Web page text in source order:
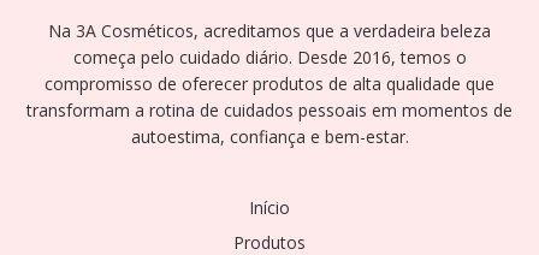
Na 3A Cosméticos, acreditamos que a verdadeira beleza
começa pelo cuidado diário. Desde 2016, temos o
compromisso de oferecer produtos de alta qualidade que
transformam a rotina de cuidados pessoais em momentos de
autoestima, confiança e bem-estar.
Início
Produtos